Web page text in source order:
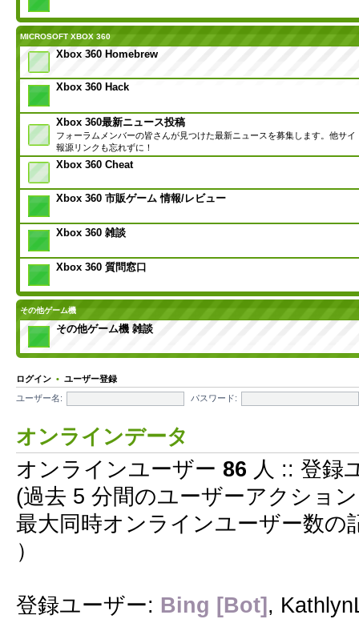
MICROSOFT XBOX 360
Xbox 360 Homebrew
Xbox 360 Hack
Xbox 360最新ニュース投稿
フォーラムメンバーの皆さんが見つけた最新ニュースを募集します。他サイ
報源リンクも忘れずに！
Xbox 360 Cheat
Xbox 360 市販ゲーム 情報/レビュー
Xbox 360 雑談
Xbox 360 質問窓口
その他ゲーム機
その他ゲーム機 雑談
ログイン • ユーザー登録
ユーザー名: パスワード:
オンラインデータ
オンラインユーザー 86 人 :: 登録
(過去 5 分間のユーザーアクショ
最大同時オンラインユーザー数の
）
登録ユーザー: Bing [Bot] ,